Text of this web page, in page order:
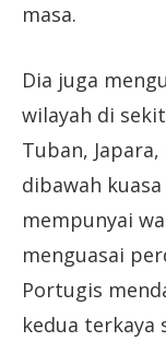
masa.
Dia juga
wilayah di
Tuban,
dibawah
mempunyai
menguasai
Portugis
kedua terkaya